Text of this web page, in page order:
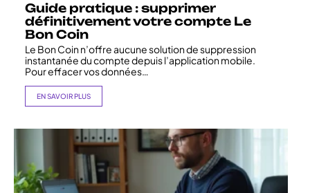
Guide pratique : supprimer
définitivement votre compte Le
Bon Coin
Le Bon Coin n’offre aucune solution de suppression
instantanée du compte depuis l’application mobile.
Pour effacer vos données…
EN SAVOIR PLUS